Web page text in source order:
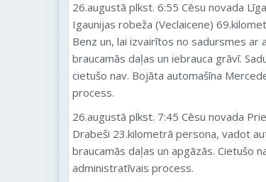
26.augustā plkst. 6:55 Cēsu novada
Igaunijas robeža (Veclaicene)
Benz un, lai izvairītos no sadursmes ar
braucamās daļas un iebrauca grāvī.
cietušo nav. Bojāta automašīna
process.
26.augustā plkst. 7:45 Cēsu novada
Drabeši 23.kilometrā persona, vadot
braucamās daļas un apgāzās. Cietušo
administratīvais process.